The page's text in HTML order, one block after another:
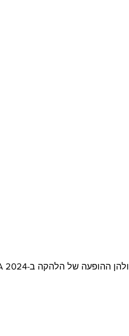
ולהן ההופעה של הלהקה ב-MAMA 2024 ביפן: